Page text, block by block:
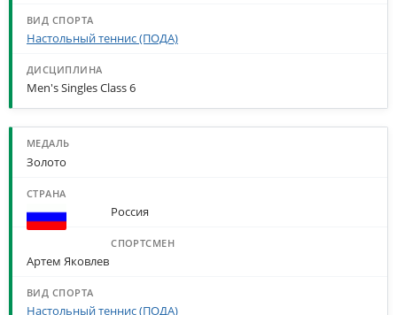
Настольный теннис (ПОДА)
Men's Singles Class 6
Золото
Россия
Артем Яковлев
Настольный теннис (ПОДА)